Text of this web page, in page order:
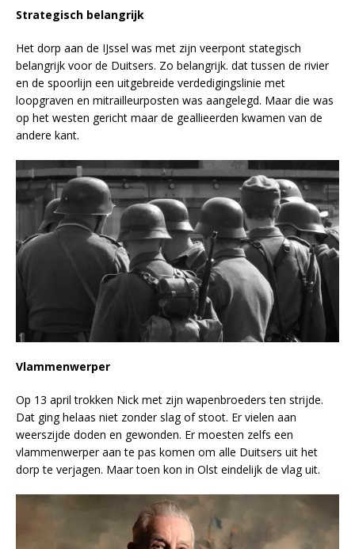
Strategisch belangrijk
Het dorp aan de IJssel was met zijn veerpont stategisch
belangrijk voor de Duitsers. Zo belangrijk. dat tussen de rivier
en de spoorlijn een uitgebreide verdedigingslinie met
loopgraven en mitrailleurposten was aangelegd. Maar die was
op het westen gericht maar de geallieerden kwamen van de
andere kant.
Vlammenwerper
Op 13 april trokken Nick met zijn wapenbroeders ten strijde.
Dat ging helaas niet zonder slag of stoot. Er vielen aan
weerszijde doden en gewonden. Er moesten zelfs een
vlammenwerper aan te pas komen om alle Duitsers uit het
dorp te verjagen. Maar toen kon in Olst eindelijk de vlag uit.